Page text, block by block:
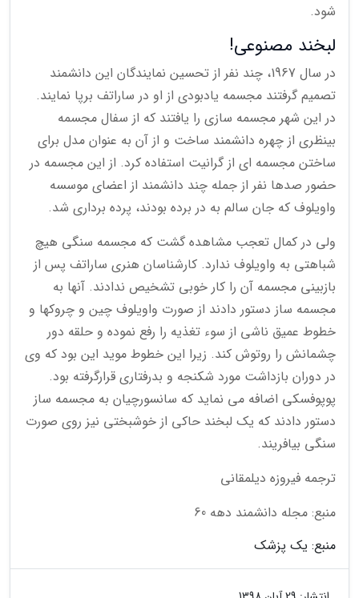
شود.
لبخند مصنوعی!
در سال 1967، چند نفر از تحسین نمایندگان این دانشمند
تصمیم گرفتند مجسمه یادبودی از او در ساراتف برپا نمایند.
در این شهر مجسمه سازی را یافتند که از سفال مجسمه
بینظری از چهره دانشمند ساخت و از آن به عنوان مدل برای
ساختن مجسمه ای از گرانیت استفاده کرد. از این مجسمه در
حضور صدها نفر از جمله چند دانشمند از اعضای موسسه
واویلوف که جان سالم به در برده بودند، پرده برداری شد.
ولی در کمال تعجب مشاهده گشت که مجسمه سنگی هیچ
شباهتی به واویلوف ندارد. کارشناسان هنری ساراتف پس از
بازبینی مجسمه آن را کار خوبی تشخیص ندادند. آنها به
مجسمه ساز دستور دادند از صورت واویلوف چین و چروکها و
خطوط عمیق ناشی از سوء تغذیه را رفع نموده و حلقه دور
چشمانش را روتوش کند. زیرا این خطوط موید این بود که وی
در دوران بازداشت مورد شکنجه و بدرفتاری قرارگرفته بود.
پوپوفسکی اضافه می نماید که سانسورچیان به مجسمه ساز
دستور دادند که یک لبخند حاکی از خوشبختی نیز روی صورت
سنگی بیافریند.
ترجمه فیروزه دیلمقانی
منبع: مجله دانشمند دهه 60
منبع: یک پزشک